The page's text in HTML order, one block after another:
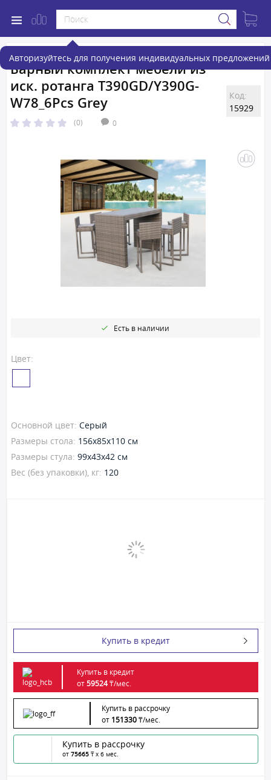
Авторизуйтесь для получения индивидуальных предложений
Барный комплект мебели из
иск. ротанга T390GD/Y390G-
W78_6Pcs Grey
(0) 0
Код:
15929
Цвет:
Есть в наличии
Основной цвет: Серый
Размеры стола: 156x85x110 см
Размеры стула: 99x43x42 см
Вес (без упаковки), кг: 120
Купить в кредит
Купить в кредит
от59524₸/мес.
Купить в рассрочку
от 151330₸/мес.
Купить в рассрочку
от 75665 ₸ x 6 мес.